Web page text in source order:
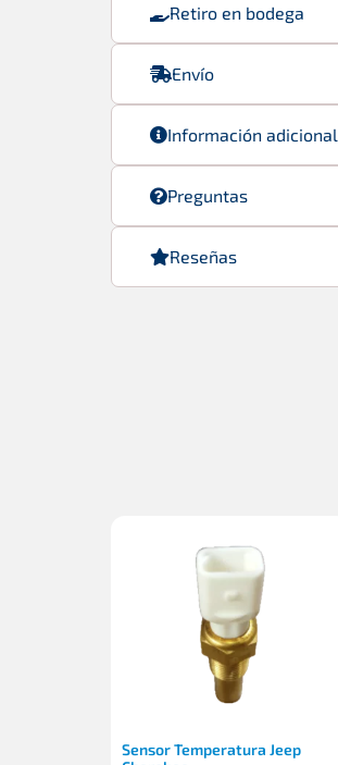
Retiro en bodega
Envío
Información adicional
Preguntas
Reseñas
Sensor Temperatura Jeep